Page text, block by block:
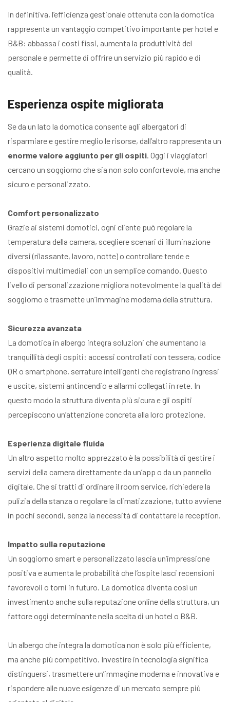
In definitiva, l’efficienza gestionale ottenuta con la domotica
rappresenta un vantaggio competitivo importante per hotel e
B&B: abbassa i costi fissi, aumenta la produttività del
personale e permette di offrire un servizio più rapido e di
qualità.
Esperienza ospite migliorata
Se da un lato la domotica consente agli albergatori di
risparmiare e gestire meglio le risorse, dall’altro rappresenta un
enorme valore aggiunto per gli ospiti. Oggi i viaggiatori
cercano un soggiorno che sia non solo confortevole, ma anche
sicuro e personalizzato.
Comfort personalizzato
Grazie ai sistemi domotici, ogni cliente può regolare la
temperatura della camera, scegliere scenari di illuminazione
diversi (rilassante, lavoro, notte) o controllare tende e
dispositivi multimediali con un semplice comando. Questo
livello di personalizzazione migliora notevolmente la qualità del
soggiorno e trasmette un’immagine moderna della struttura.
Sicurezza avanzata
La domotica in albergo integra soluzioni che aumentano la
tranquillità degli ospiti: accessi controllati con tessera, codice
QR o smartphone, serrature intelligenti che registrano ingressi
e uscite, sistemi antincendio e allarmi collegati in rete. In
questo modo la struttura diventa più sicura e gli ospiti
percepiscono un’attenzione concreta alla loro protezione.
Esperienza digitale fluida
Un altro aspetto molto apprezzato è la possibilità di gestire i
servizi della camera direttamente da un’app o da un pannello
digitale. Che si tratti di ordinare il room service, richiedere la
pulizia della stanza o regolare la climatizzazione, tutto avviene
in pochi secondi, senza la necessità di contattare la reception.
Impatto sulla reputazione
Un soggiorno smart e personalizzato lascia un’impressione
positiva e aumenta le probabilità che l’ospite lasci recensioni
favorevoli o torni in futuro. La domotica diventa così un
investimento anche sulla reputazione online della struttura, un
fattore oggi determinante nella scelta di un hotel o B&B.
Un albergo che integra la domotica non è solo più efficiente,
ma anche più competitivo. Investire in tecnologia significa
distinguersi, trasmettere un’immagine moderna e innovativa e
rispondere alle nuove esigenze di un mercato sempre più